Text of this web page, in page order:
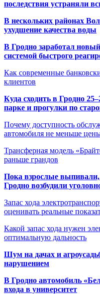
последствия устраняли
В нескольких районах
ухудшение качества воды
В Гродно заработал
системой быстрого
Как современные
клиентов
Куда сходить в Гродно
парке и прогулки по
Почему доступность
автомобиля не меньше
Трансферная модель
раньше грандов
Пока взрослые
Гродно возбудили
Запас хода
оценивать реальные
Какой запас хода нужен
оптимальную дальность
Шум на дачах и
нарушением
В Гродно автомобиль
входа в университет